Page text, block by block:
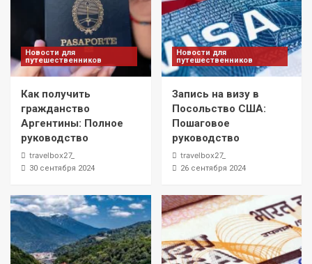
Новости для
путешественников
Как получить
гражданство
Аргентины: Полное
руководство
travelbox27_
30 сентября 2024
Новости для
путешественников
Запись на визу в
Посольство США:
Пошаговое
руководство
travelbox27_
26 сентября 2024